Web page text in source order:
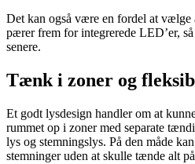
Det kan også være en fordel at vælge
pærer frem for integrerede LED’er,
senere.
Tænk i zoner og
Et godt lysdesign handler om at
rummet op i zoner med separate
lys og stemningslys. På den måde
stemninger uden at skulle tænde alt